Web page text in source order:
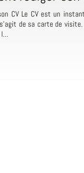
CV Le CV est un
de sa carte de